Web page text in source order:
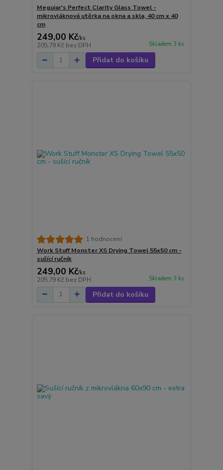
Meguiar's Perfect Clarity Glass Towel -
mikrovláknová utěrka na okna a skla, 40 cm x 40
cm
249,00 Kč/ks
205,79 Kč bez DPH Skladem 3 ks
Přidat do košíku
1 hodnocení
Work Stuff Monster XS Drying Towel 55x50 cm -
sušící ručník
249,00 Kč/ks
205,79 Kč bez DPH Skladem 3 ks
Přidat do košíku